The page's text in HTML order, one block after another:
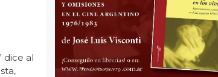
dice al